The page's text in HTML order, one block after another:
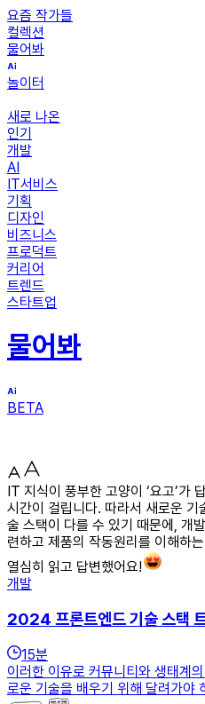
요즘 작가들
컬렉션
물어봐
놀이터
새로 나온
인기
개발
AI
IT서비스
기획
디자인
비즈니스
프로덕트
커리어
트렌드
스타트업
물어봐
BETA
IT 지식이 풍부한 고양이 ‘요고’가
시간이 걸립니다. 따라서 새로운
술 스택이 다를 수 있기 때문에, 개
련하고 제품의 작동원리를 이해하
열심히 읽고 답변했어요!
개발
2024 프론트엔드 기술 스택
15분
이러한 이유로 커뮤니티와 생태계
로운 기술을 배우기 위해 달려가야